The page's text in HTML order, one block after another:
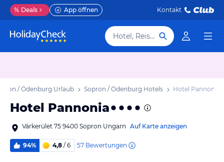
% Deals App öffnen Kontakt
Hotel, Reiseziel
/ Ödenburg Urlaub Sopron / Ödenburg Hotels Hotel Pannonia
Hotel Pannonia
Várkerület 75 9400 Sopron Ungarn Auf Karte anzeigen
94% 4,8 / 6 57 Bewertungen